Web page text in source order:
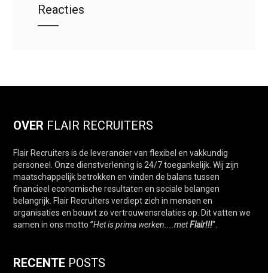
Reacties
OVER FLAIR RECRUITERS
Flair Recruiters is de leverancier van flexibel en vakkundig
personeel. Onze dienstverlening is 24/7 toegankelijk. Wij zijn
maatschappelijk betrokken en vinden de balans tussen
financieel economische resultaten en sociale belangen
belangrijk. Flair Recruiters verdiept zich in mensen en
organisaties en bouwt zo vertrouwensrelaties op. Dit vatten we
samen in ons motto ”Het is prima werken....metFlair!!!".
RECENTE POSTS